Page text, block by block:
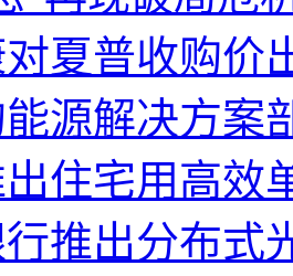
夏普收购价
源解决方案
住宅用高效
推出分布式